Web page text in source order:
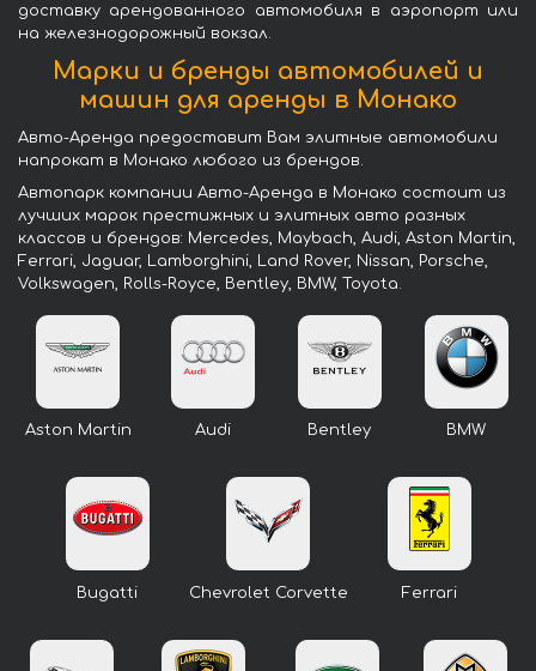
доставку арендованного автомобиля в аэропорт или
на железнодорожный вокзал.
Марки и бренды автомобилей и
машин для аренды в Монако
Авто-Аренда предоставит Вам элитные автомобили
напрокат в Монако любого из брендов.
Автопарк компании Авто-Аренда в Монако состоит из
лучших марок престижных и элитных авто разных
классов и брендов: Mercedes, Maybach, Audi, Aston Martin,
Ferrari, Jaguar, Lamborghini, Land Rover, Nissan, Porsche,
Volkswagen, Rolls-Royce, Bentley, BMW, Toyota.
Aston Martin Audi Bentley BMW
Bugatti Chevrolet Corvette Ferrari